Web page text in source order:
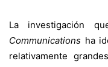
La investigación
Communications ha
relativamente